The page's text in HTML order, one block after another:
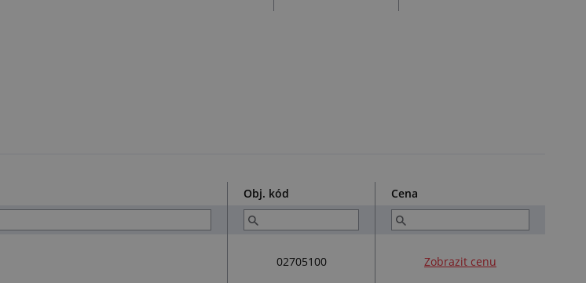
Obj. kód Cena
02705100 Zobrazit cenu